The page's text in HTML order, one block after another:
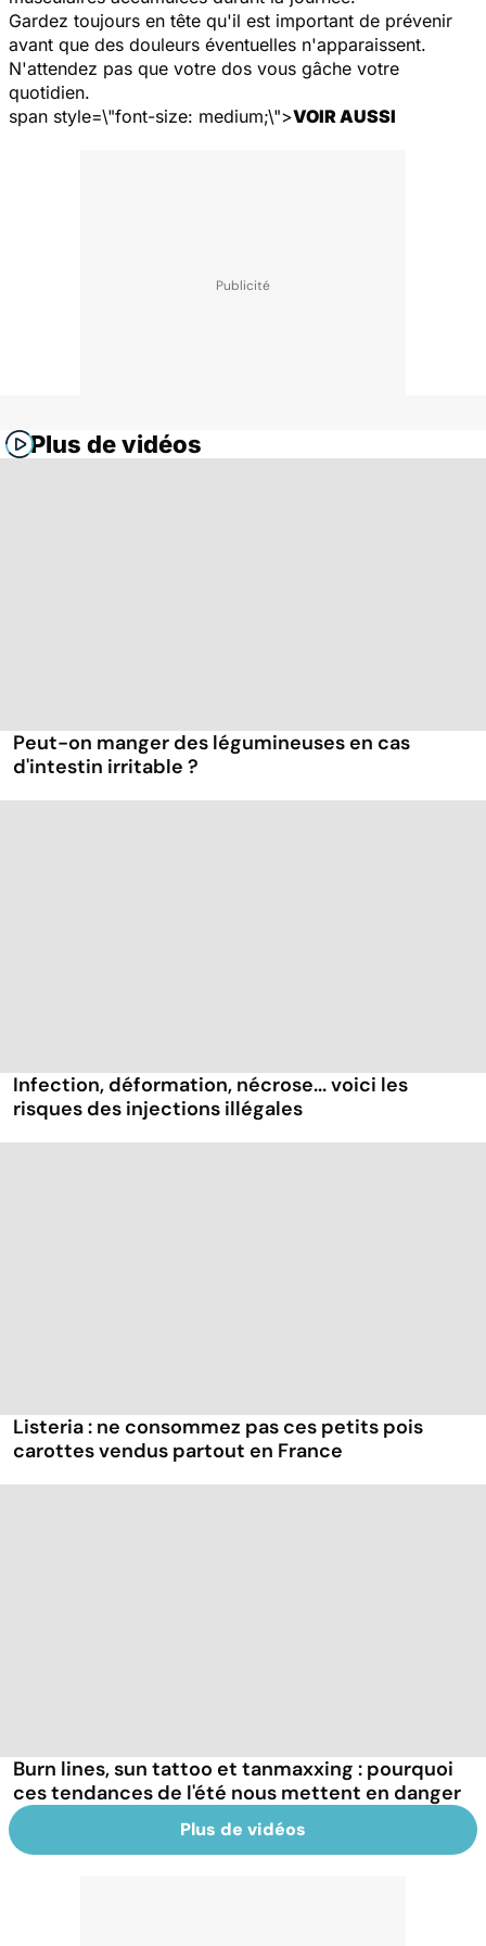
Gardez toujours en tête qu'il est important de prévenir
avant que des douleurs éventuelles n'apparaissent.
N'attendez pas que votre dos vous gâche votre
quotidien.
span style=\"font-size: medium;\">VOIR AUSSI
Plus de vidéos
Peut-on manger des légumineuses en cas
d'intestin irritable ?
Infection, déformation, nécrose... voici les
risques des injections illégales
Listeria : ne consommez pas ces petits pois
carottes vendus partout en France
Burn lines, sun tattoo et tanmaxxing : pourquoi
ces tendances de l'été nous mettent en danger
Plus de vidéos